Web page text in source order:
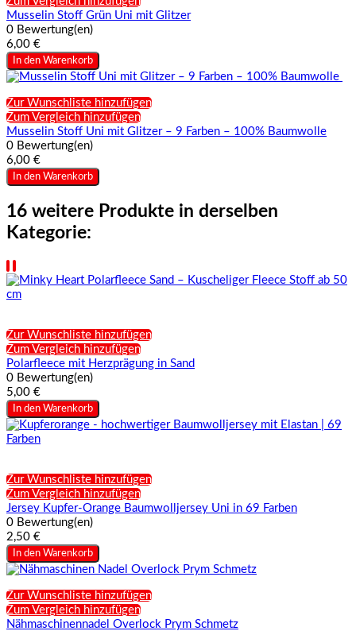
Musselin Stoff Grün Uni mit Glitzer
0 Bewertung(en)
6,00 €
In den Warenkorb
Zur Wunschliste hinzufügen
Zum Vergleich hinzufügen
Musselin Stoff Uni mit Glitzer – 9 Farben – 100% Baumwolle
0 Bewertung(en)
6,00 €
In den Warenkorb
16 weitere Produkte in derselben
Kategorie:
Zur Wunschliste hinzufügen
Zum Vergleich hinzufügen
Polarfleece mit Herzprägung in Sand
0 Bewertung(en)
5,00 €
In den Warenkorb
Zur Wunschliste hinzufügen
Zum Vergleich hinzufügen
Jersey Kupfer-Orange Baumwolljersey Uni in 69 Farben
0 Bewertung(en)
2,50 €
In den Warenkorb
Zur Wunschliste hinzufügen
Zum Vergleich hinzufügen
Nähmaschinennadel Overlock Prym Schmetz